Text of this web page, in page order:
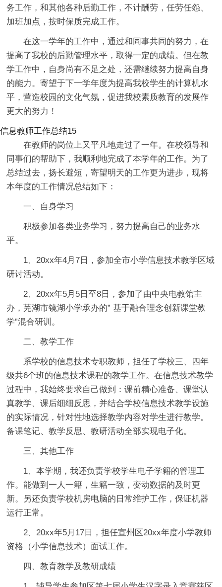
务工作，和其他各种后勤工作，不计酬劳，任劳任怨、
加班加点，按时保质完成工作。
在这一学年的工作中，通过和同事共同的努力，在
提高了我校的后勤管理水平，取得一定的成绩。但在教
学工作中，自身尚有不足之处，还需继续努力提高自身
的能力。寄望于下一学年度为提高我校学生的计算机水
平，营造校园的文化气氛，促进我校素质教育的发展作
更大的努力！
信息教师工作总结15
在教师的岗位上又平凡地走过了一年。在校领导和
同事们的帮助下，我顺利地完成了本学年的工作。为了
总结过去，扬长避短，寄望明天的工作更为进步，现将
本年度的工作情况总结如下：
一、自身学习
积极参加各类业务学习，努力提高自己的业务水
平。
1、20xx年4月7日，参加全市小学信息技术教学区域
研讨活动。
2、20xx年5月5日至8日，参加了由中央电教馆主
办，芜湖市镜湖小学承办的” 基于融合理念创新课堂教
学”混合研训。
二、教学工作
系学校的信息技术专职教师，担任了学校三、四年
级共6个班的信息技术课程的教学工作。在信息技术教学
过程中，我始终要求自己做到：课前精心准备、课堂认
真教学、课后细细反思，并结合学校信息技术教学设施
的实际情况，针对性地选择教学内容对学生进行教学。
备课笔记、教学反思、教研活动全部实现电子化。
三、其他工作
1、本学期，我还负责学校学生电子学籍的管理工
作。能做到一人一籍，生籍一致，变动数据的及时更
新。另还负责学校机房电脑的日常维护工作，保证机器
运行正常。
2、20xx年5月17日，担任宣州区20xx年度小学教师
资格（小学信息技术）面试工作。
四、教育教学及教研成绩